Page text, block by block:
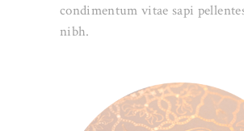
condimentum vitae sapi
nibh.